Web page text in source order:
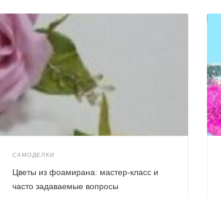
САМОДЕЛКИ
Цветы из фоамирана: мастер-класс и
часто задаваемые вопросы